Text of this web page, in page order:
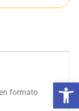
Abrir
formato